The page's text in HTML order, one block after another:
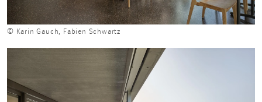
© Karin Gauch, Fabien Schwartz